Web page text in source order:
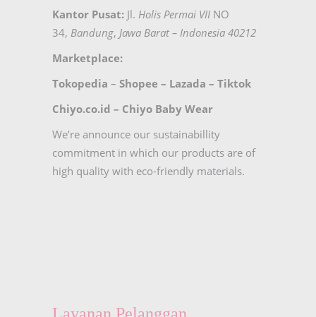
Kantor Pusat: Jl. Holis Permai VII NO
34, Bandung, Jawa Barat – Indonesia 40212
Marketplace:
Tokopedia – Shopee – Lazada – Tiktok
Chiyo.co.id – Chiyo Baby Wear
We’re announce our sustainabillity
commitment in which our products are of
high quality with eco-friendly materials.